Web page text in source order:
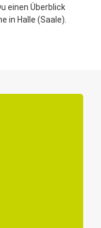
einen Überblick
in Halle (Saale).